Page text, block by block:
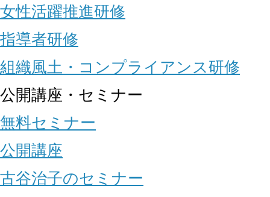
女性活躍推進研修
指導者研修
組織風土・コンプライアンス研修
公開講座・セミナー
無料セミナー
公開講座
古谷治子のセミナー